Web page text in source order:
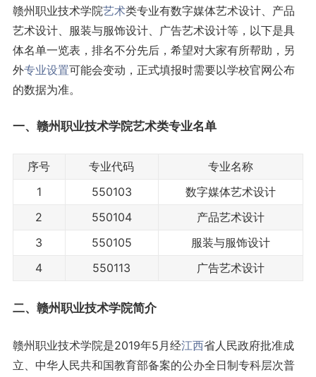
赣州职业技术学院艺术类专业有数字媒体艺术设计、产品
艺术设计、服装与服饰设计、广告艺术设计等，以下是具
体名单一览表，排名不分先后，希望对大家有所帮助，另
外专业设置可能会变动，正式填报时需要以学校官网公布
的数据为准。
一、赣州职业技术学院艺术类专业名单
序号 专业代码
专业名称
1
550103
数字媒体艺术设计
2
550104
产品艺术设计
3
550105
服装与服饰设计
4
550113 广告艺术设计
二、赣州职业技术学院简介
赣州职业技术学院是2019年5月经江西省人民政府批准成
立、中华人民共和国教育部备案的公办全日制专科层次普